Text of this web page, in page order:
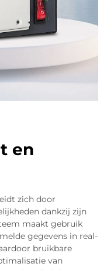
en
zich door
dankzij zijn
maakt gebruik
gegevens in real-
bruikbare
van